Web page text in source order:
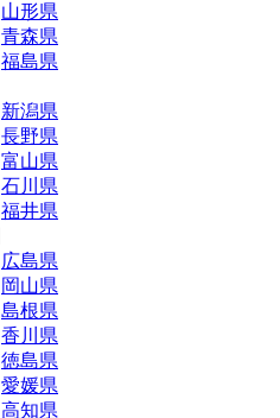
山形県
青森県
福島県
新潟県
長野県
富山県
石川県
福井県
広島県
岡山県
島根県
香川県
徳島県
愛媛県
高知県